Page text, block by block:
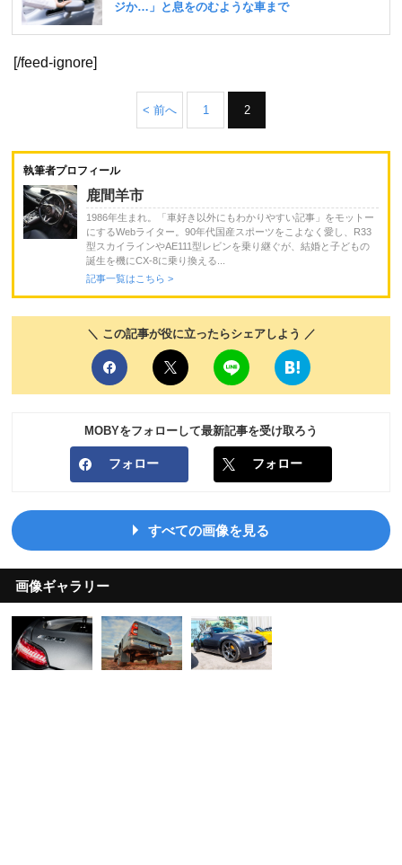
[/feed-ignore]
< 前へ 1 2
執筆者プロフィール
鹿間羊市
1986年生まれ。「車好き以外にもわかりやすい記事」をモットー
にするWebライター。90年代国産スポーツをこよなく愛し、R33
型スカイラインやAE111型レビンを乗り継ぐが、結婚と子どもの
誕生を機にCX-8に乗り換える...
記事一覧はこちら >
＼ この記事が役に立ったらシェアしよう ／
MOBYをフォローして最新記事を受け取ろう
フォロー フォロー
すべての画像を見る
画像ギャラリー